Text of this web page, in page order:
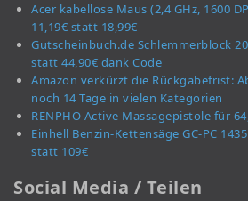
Acer kabellose Maus (2,4 GHz, 1600
11,19€ statt 18,99€
Gutscheinbuch.de Schlemmerblock
statt 44,90€ dank Code
Amazon verkürzt die Rückgabefrist:
noch 14 Tage in vielen Kategorien
RENPHO Active Massagepistole für
Einhell Benzin-Kettensäge GC-PC
statt 109€
Social Media / Teilen